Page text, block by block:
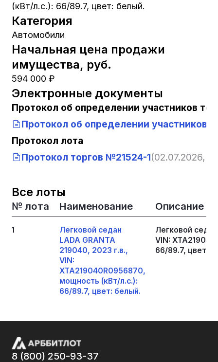
(кВт/л.с.): 66/89.7, цвет: белый.
Категория
Автомобили
Начальная цена продажи
имущества, руб.
594 000 ₽
Электронные документы
Протокол об определении участников
Протокол об определении участников
Протокол лота
Протокол торгов №21524-1(02.07.2026,
Все лоты
№ лота Наименование Описание
1
Легковой седан
LADA GRANTA
219040, 2023 г.в.,
VIN:
XTA219040R0956870,
мощность (кВт/л.с.):
66/89.7, цвет: белый.
Легковой
VIN:
66/89.7, цвет:
8 (800) 250-93-37